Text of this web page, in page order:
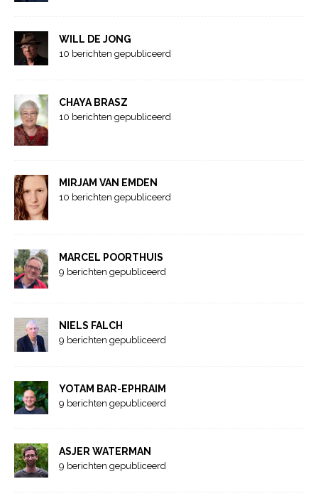
WILL DE JONG
10 berichten gepubliceerd
CHAYA BRASZ
10 berichten gepubliceerd
MIRJAM VAN EMDEN
10 berichten gepubliceerd
MARCEL POORTHUIS
9 berichten gepubliceerd
NIELS FALCH
9 berichten gepubliceerd
YOTAM BAR-EPHRAIM
9 berichten gepubliceerd
ASJER WATERMAN
9 berichten gepubliceerd